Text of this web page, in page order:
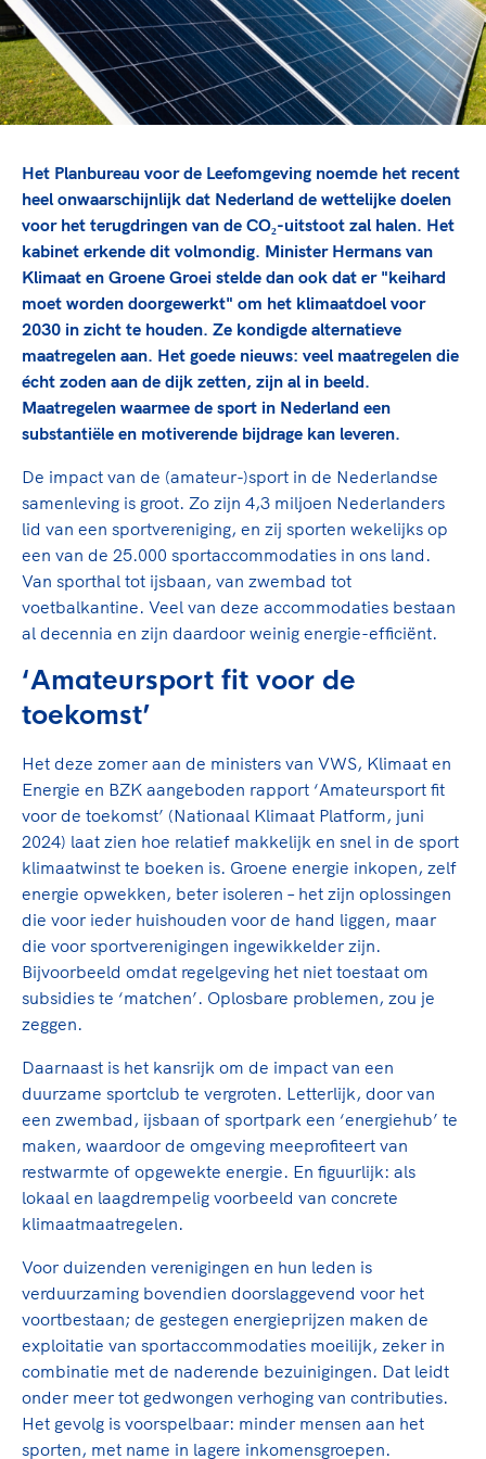
Sportonderzoek
Sportakkoord II
TeamNL kids
Olympische geschiedenis
Nieuwspagina
Columns
Sport gaat niet vanzelf
Sport verenigt. Op sportclubs, pleintjes, tijdens
een rondje fietsen, door samen te skaten of naar
de sportschool te gaan. Door samen te juichen
voor Sifan Hassan, Rico Verhoeven, Diede de
Groot en het Nederlands Elftal. Of met trots te
genieten van de karatewedstrijd van je dochter,
de halve marathon van je moeder of de
hockeywedstrijd van je buurjongen.
Lees verder
Veilige en integere sport
Diversiteit en inclusie
Gezonde sportomgeving
Duurzaamheid
Vitale clubs en bestuurlijk kader
Sportmatch
Clubacties
Handboek Wet- en Regelgeving
Opleidingen en trainingen
High5 Stappenplan
Clubondersteuning
Beroepskrachten
Samen voor een veilige
sportomgeving
Voor welk gedrag staat de club? Wat mag wel
langs de lijn, in de kleedkamer, kantine en online?
En wat mag vooral niet? Een gedragscode geeft
onderdeel van het clubbeleid rondom gewenst en
ongewenst gedrag.
Lees verder
TeamNL Academie Kalender
Kennisaanbod TeamNL Experts
TeamNL Sport Science Centre
Olympische Spelen LA28
Paralympische Spelen LA28
Europese Spelen Istanbul 2027
Topsportbeleid
Topsportfinanciering
Maatschappelijke waarde topsport
Top teamsportcompetities
De TeamNL Academie
De TeamNL Academie biedt een leer- en
ontwikkelprogramma voor de volgende functies
binnen TeamNL programma's: experts, coaches,
bestuurders, (technisch) directeuren, managers en
Lees verder
Het Planbureau voor de Leefomgeving noemde het recent
heel onwaarschijnlijk dat Nederland de wettelijke doelen
voor het terugdringen van de CO₂-uitstoot zal halen. Het
kabinet erkende dit volmondig. Minister Hermans van
Klimaat en Groene Groei stelde dan ook dat er "keihard
moet worden doorgewerkt" om het klimaatdoel voor
2030 in zicht te houden. Ze kondigde alternatieve
maatregelen aan. Het goede nieuws: veel maatregelen die
écht zoden aan de dijk zetten, zijn al in beeld.
Maatregelen waarmee de sport in Nederland een
substantiële en motiverende bijdrage kan leveren.
De impact van de (amateur-)sport in de Nederlandse
samenleving is groot. Zo zijn 4,3 miljoen Nederlanders
lid van een sportvereniging, en zij sporten wekelijks op
een van de 25.000 sportaccommodaties in ons land.
Van sporthal tot ijsbaan, van zwembad tot
voetbalkantine. Veel van deze accommodaties bestaan
al decennia en zijn daardoor weinig energie-efficiënt.
‘Amateursport fit voor de
toekomst’
Het deze zomer aan de ministers van VWS, Klimaat en
Energie en BZK aangeboden rapport ‘Amateursport fit
voor de toekomst’ (Nationaal Klimaat Platform, juni
2024) laat zien hoe relatief makkelijk en snel in de sport
klimaatwinst te boeken is. Groene energie inkopen, zelf
energie opwekken, beter isoleren – het zijn oplossingen
die voor ieder huishouden voor de hand liggen, maar
die voor sportverenigingen ingewikkelder zijn.
Bijvoorbeeld omdat regelgeving het niet toestaat om
subsidies te ‘matchen’. Oplosbare problemen, zou je
zeggen.
Daarnaast is het kansrijk om de impact van een
duurzame sportclub te vergroten. Letterlijk, door van
een zwembad, ijsbaan of sportpark een ‘energiehub’ te
maken, waardoor de omgeving meeprofiteert van
restwarmte of opgewekte energie. En figuurlijk: als
lokaal en laagdrempelig voorbeeld van concrete
klimaatmaatregelen.
Voor duizenden verenigingen en hun leden is
verduurzaming bovendien doorslaggevend voor het
voortbestaan; de gestegen energieprijzen maken de
exploitatie van sportaccommodaties moeilijk, zeker in
combinatie met de naderende bezuinigingen. Dat leidt
onder meer tot gedwongen verhoging van contributies.
Het gevolg is voorspelbaar: minder mensen aan het
sporten, met name in lagere inkomensgroepen.